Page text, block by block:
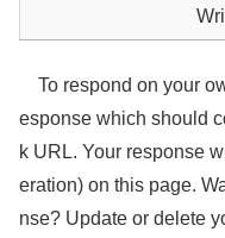
To respond on your
esponse which should
k URL. Your response
eration) on this page.
nse? Update or delete